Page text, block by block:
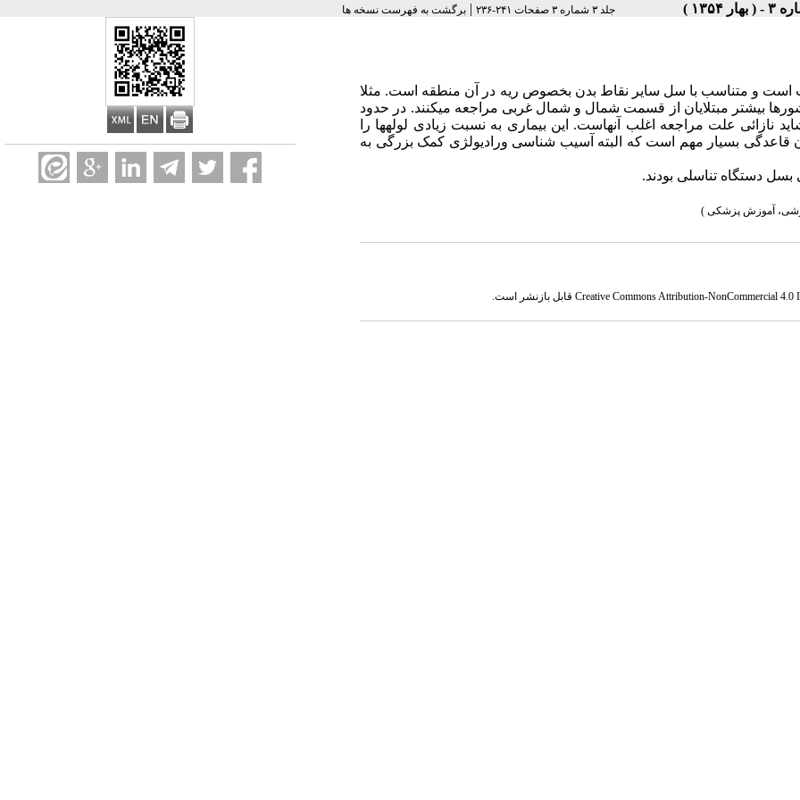
جلد ۳ شماره ۳ صفحات ۲۴۱-۲۳۶ | برگشت به فهرست نسخه ها
است و متناسب با سل سایر نقاط بدن بخصوص ریه در آن منطقه است. مثلا
بیشتر مبتلایان از قسمت شمال و شمال غربی مراجعه می­کنند. در حدود
نازائی علت مراجعه اغلب آنهاست. این بیماری به نسبت زیادی لوله­ها را
بسیار مهم است که البته آسیب شناسی ورادیولژی کمک بزرگی به
آموزش پزشکی )
Creative Commons Attribution-NonCommercial 4.0قابل بازنشر است.